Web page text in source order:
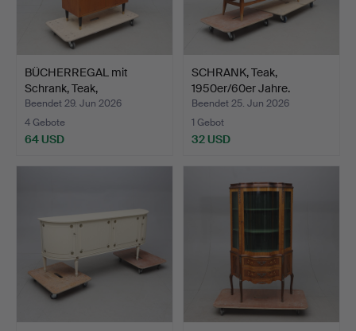
BÜCHERREGAL mit
Schrank, Teak,
1950er/60er…
Beendet 29. Jun 2026
4 Gebote
64 USD
SCHRANK, Teak,
1950er/60er Jahre.
Beendet 25. Jun 2026
1 Gebot
32 USD